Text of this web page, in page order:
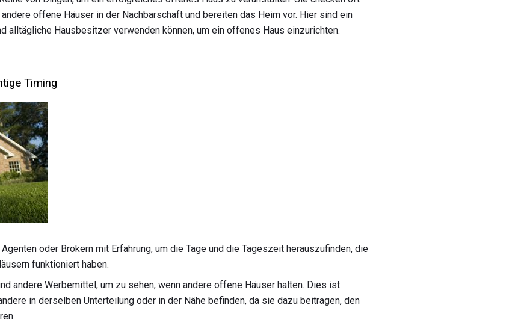
offene Häuser in der Nachbarschaft und bereiten das Heim vor. Hier sind ein
alltägliche Hausbesitzer verwenden können, um ein offenes Haus einzurichten.
Timing
oder Brokern mit Erfahrung, um die Tage und die Tageszeit herauszufinden, die
funktioniert haben.
andere Werbemittel, um zu sehen, wenn andere offene Häuser halten. Dies ist
in derselben Unterteilung oder in der Nähe befinden, da sie dazu beitragen, den